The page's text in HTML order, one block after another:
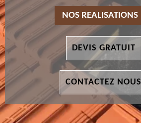
NOS REALISATIONS
DEVIS GRATUIT
CONTACTEZ NOUS